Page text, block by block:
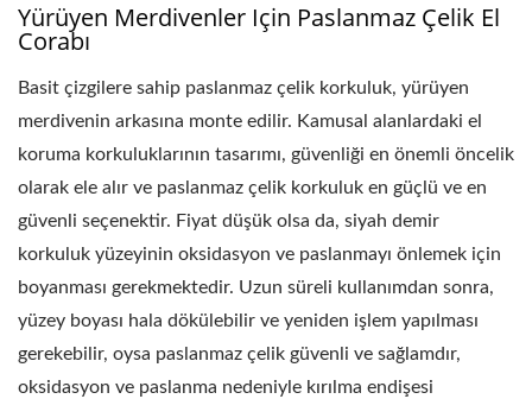
Yürüyen Merdivenler Için Paslanmaz Çelik El
Corabı
Basit çizgilere sahip paslanmaz çelik korkuluk, yürüyen
merdivenin arkasına monte edilir. Kamusal alanlardaki el
koruma korkuluklarının tasarımı, güvenliği en önemli öncelik
olarak ele alır ve paslanmaz çelik korkuluk en güçlü ve en
güvenli seçenektir. Fiyat düşük olsa da, siyah demir
korkuluk yüzeyinin oksidasyon ve paslanmayı önlemek için
boyanması gerekmektedir. Uzun süreli kullanımdan sonra,
yüzey boyası hala dökülebilir ve yeniden işlem yapılması
gerekebilir, oysa paslanmaz çelik güvenli ve sağlamdır,
oksidasyon ve paslanma nedeniyle kırılma endişesi